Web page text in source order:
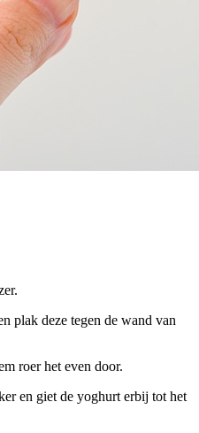
plak deze tegen de wand van
roer het even door.
en giet de yoghurt erbij tot het